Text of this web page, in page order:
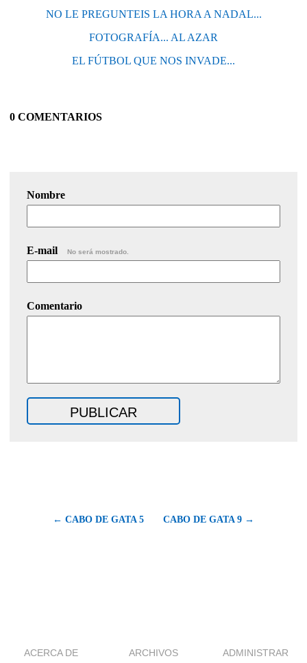
NO LE PREGUNTEIS LA HORA A NADAL...
FOTOGRAFÍA... AL AZAR
EL FÚTBOL QUE NOS INVADE...
0 COMENTARIOS
Nombre
E-mail No será mostrado.
Comentario
← CABO DE GATA 5 CABO DE GATA 9 →
ACERCA DE ARCHIVOS ADMINISTRAR